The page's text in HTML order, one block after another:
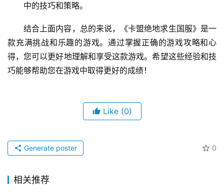
中的技巧和策略。
结合上面内容，总的来说，《卡盟绝地求生国服》是一
款充满挑战和乐趣的游戏。通过掌握正确的游戏攻略和心
得，您可以更好地理解和享受这款游戏。希望这些经验和技
巧能够帮助您在游戏中取得更好的成绩！
Like (0)
0
Generate poster
相关推荐